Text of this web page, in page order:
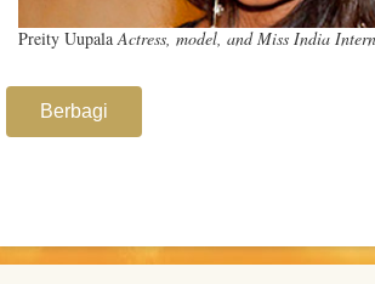
Preity Uupala Actress, model, and Miss India
Berbagi